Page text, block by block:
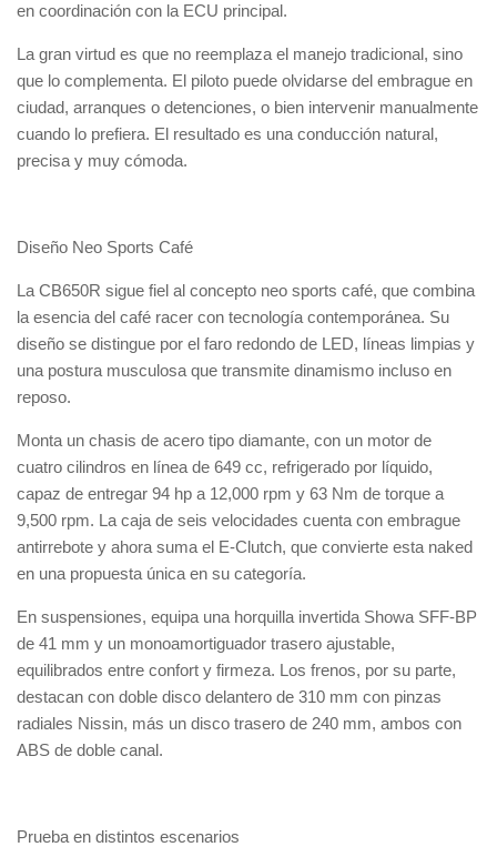
en coordinación con la ECU principal.
La gran virtud es que no reemplaza el manejo tradicional, sino
que lo complementa. El piloto puede olvidarse del embrague en
ciudad, arranques o detenciones, o bien intervenir manualmente
cuando lo prefiera. El resultado es una conducción natural,
precisa y muy cómoda.
Diseño Neo Sports Café
La CB650R sigue fiel al concepto neo sports café, que combina
la esencia del café racer con tecnología contemporánea. Su
diseño se distingue por el faro redondo de LED, líneas limpias y
una postura musculosa que transmite dinamismo incluso en
reposo.
Monta un chasis de acero tipo diamante, con un motor de
cuatro cilindros en línea de 649 cc, refrigerado por líquido,
capaz de entregar 94 hp a 12,000 rpm y 63 Nm de torque a
9,500 rpm. La caja de seis velocidades cuenta con embrague
antirrebote y ahora suma el E-Clutch, que convierte esta naked
en una propuesta única en su categoría.
En suspensiones, equipa una horquilla invertida Showa SFF-BP
de 41 mm y un monoamortiguador trasero ajustable,
equilibrados entre confort y firmeza. Los frenos, por su parte,
destacan con doble disco delantero de 310 mm con pinzas
radiales Nissin, más un disco trasero de 240 mm, ambos con
ABS de doble canal.
Prueba en distintos escenarios